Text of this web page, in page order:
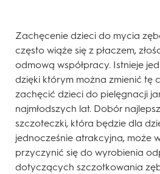
Zachęcenie dzieci do mycia
często wiąże się z płaczem,
odmową współpracy. Istnieje
dzięki którym można zmienić tę
zachęcić dzieci do pielęgnacji
najmłodszych lat. Dobór
szczoteczki, która będzie dla
jednocześnie atrakcyjna, może
przyczynić się do wyrobienia
dotyczących szczotkowania